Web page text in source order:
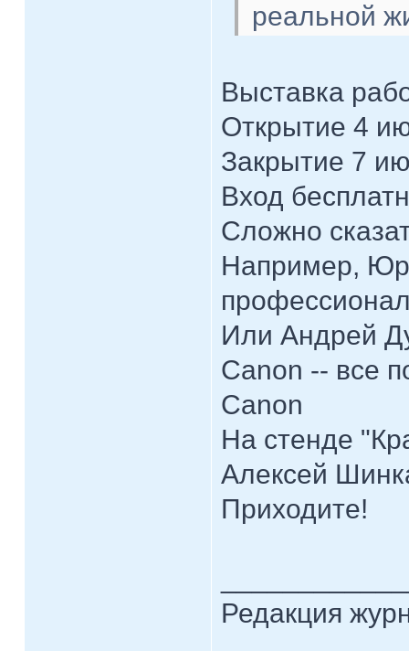
реальной
Выставка
Открытие 4
Закрытие 7
Вход
Сложно
Например,
Или Андрей
Canon -- все
Canon
На стенде
Алексей
Приходите!
Редакция